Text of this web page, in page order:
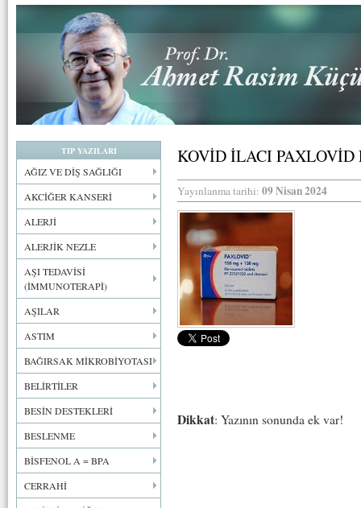
TIP YAZILARI
AĞIZ VE DİŞ SAĞLIĞI
AKCİĞER KANSERİ
ALERJİ
ALERJİK NEZLE
AŞI TEDAVİSİ
(İMMUNOTERAPİ)
AŞILAR
ASTIM
BAĞIRSAK MİKROBİYOTASI
BELİRTİLER
BESİN DESTEKLERİ
BESLENME
BİSFENOL A = BPA
CERRAHİ
KOVİD İLACI PAXLOVİD
Yayınlanma tarihi: 09 Nisan 2024
Dikkat: Yazının sonunda ek var!